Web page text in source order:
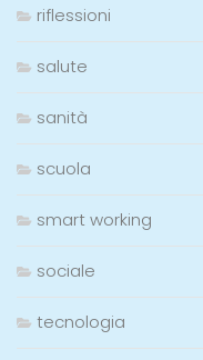
riflessioni
salute
sanità
scuola
smart working
sociale
tecnologia